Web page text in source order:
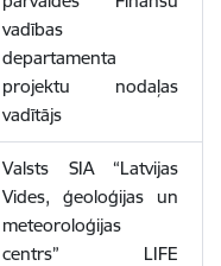
vadības
departamenta
projektu nodaļas
vadītājs
Valsts SIA “Latvijas
Vides, ģeoloģijas un
meteoroloģijas
centrs” LIFE